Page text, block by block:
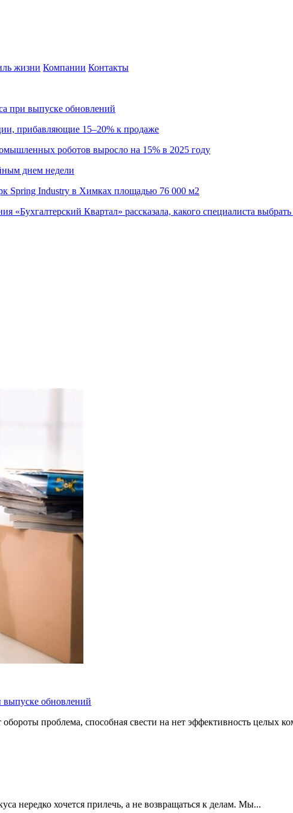
жизни Компании Контакты
при выпуске обновлений
прибавляющие 15–20% к продаже
роботов выросло на 15% в 2025 году
днем недели
Spring Industry в Химках площадью 76 000 м2
«Бухгалтерский Квартал» рассказала, какого специалиста
выпуске обновлений
проблема, способная свести на нет эффективность целых
нередко хочется прилечь, а не возвращаться к делам. Мы...